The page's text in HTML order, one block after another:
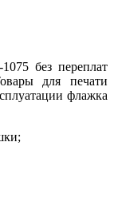
без переплат
для печати
флажка